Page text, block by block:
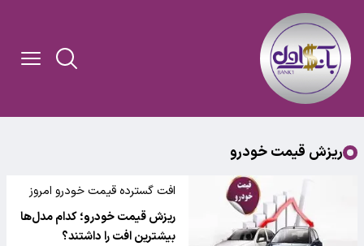
ریزش قیمت خودرو
افت گسترده قیمت خودرو امروز
ریزش قیمت خودرو؛ کدام مدل‌ها
بیشترین افت را داشتند؟